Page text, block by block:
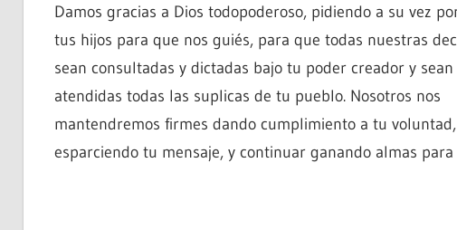
Damos gracias a Dios todopoderoso, pidiendo a su vez
tus hijos para que nos guiés, para que todas nuestras
sean consultadas y dictadas bajo tu poder creador y sean
atendidas todas las suplicas de tu pueblo. Nosotros nos
mantendremos firmes dando cumplimiento a tu voluntad,
esparciendo tu mensaje, y continuar ganando almas para